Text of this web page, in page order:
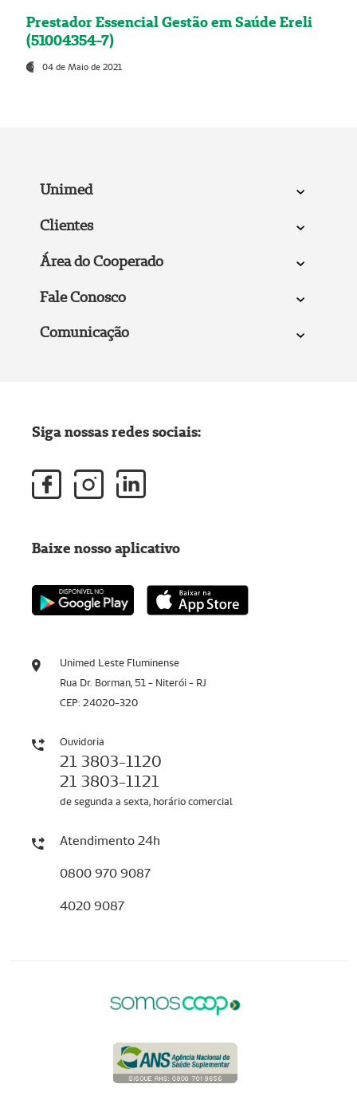
Prestador Essencial Gestão em Saúde Ereli
(51004354-7)
04 de Maio de 2021
Unimed
Clientes
Área do Cooperado
Fale Conosco
Comunicação
Unimed Leste Fluminense
Rua Dr. Borman, 51 - Niterói - RJ
CEP: 24020-320
Ouvidoria
21 3803-1120
21 3803-1121
de segunda a sexta, horário comercial
Atendimento 24h
0800 970 9087
4020 9087
Siga nossas redes sociais:
Baixe nosso aplicativo